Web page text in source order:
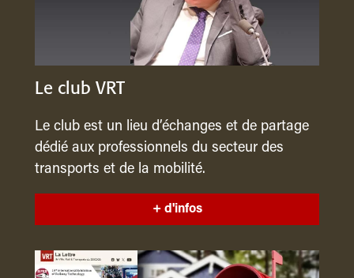
Le club VRT
Le club est un lieu d’échanges et de partage
dédié aux professionnels du secteur des
transports et de la mobilité.
+ d'infos